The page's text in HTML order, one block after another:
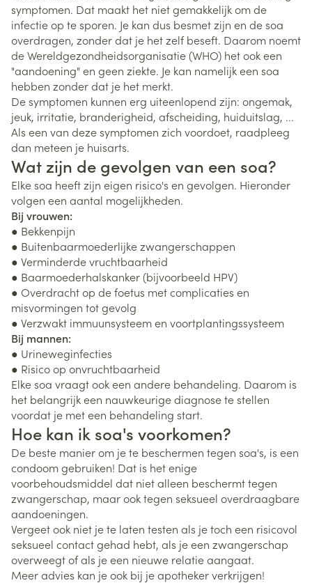
symptomen. Dat maakt het niet gemakkelijk om de
infectie op te sporen. Je kan dus besmet zijn en de soa
overdragen, zonder dat je het zelf beseft. Daarom noemt
de Wereldgezondheidsorganisatie (WHO) het ook een
"aandoening" en geen ziekte. Je kan namelijk een soa
hebben zonder dat je het merkt.
De symptomen kunnen erg uiteenlopend zijn: ongemak,
jeuk, irritatie, branderigheid, afscheiding, huiduitslag, ...
Als een van deze symptomen zich voordoet, raadpleeg
dan meteen je huisarts.
Wat zijn de gevolgen van een soa?
Elke soa heeft zijn eigen risico's en gevolgen. Hieronder
volgen een aantal mogelijkheden.
Bij vrouwen:
● Bekkenpijn
● Buitenbaarmoederlijke zwangerschappen
● Verminderde vruchtbaarheid
● Baarmoederhalskanker (bijvoorbeeld HPV)
● Overdracht op de foetus met complicaties en
misvormingen tot gevolg
● Verzwakt immuunsysteem en voortplantingssysteem
Bij mannen:
● Urineweginfecties
● Risico op onvruchtbaarheid
Elke soa vraagt ook een andere behandeling. Daarom is
het belangrijk een nauwkeurige diagnose te stellen
voordat je met een behandeling start.
Hoe kan ik soa's voorkomen?
De beste manier om je te beschermen tegen soa's, is een
condoom gebruiken! Dat is het enige
voorbehoudsmiddel dat niet alleen beschermt tegen
zwangerschap, maar ook tegen seksueel overdraagbare
aandoeningen.
Vergeet ook niet je te laten testen als je toch een risicovol
seksueel contact gehad hebt, als je een zwangerschap
overweegt of als je een nieuwe relatie aangaat.
Meer advies kan je ook bij je apotheker verkrijgen!